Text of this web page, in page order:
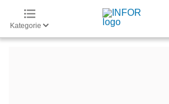
Kategorie